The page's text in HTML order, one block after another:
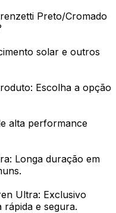
Preto/Cromado
solar e outros
Escolha a opção
alta performance
Longa duração em
Ultra: Exclusivo
e segura.